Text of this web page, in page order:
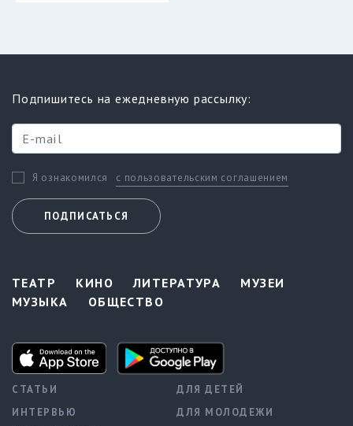
Подпишитесь на ежедневную рассылку:
Я ознакомился с пользовательским соглашением
ПОДПИСАТЬСЯ
ТЕАТР КИНО ЛИТЕРАТУРА
МУЗЕИ
МУЗЫКА
ОБЩЕСТВО
СТАТЬИ
ИНТЕРВЬЮ
ДЛЯ ДЕТЕЙ
ДЛЯ МОЛОДЕЖИ